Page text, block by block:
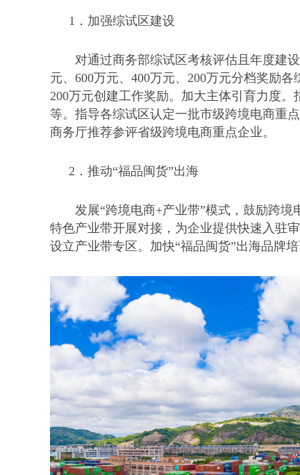
1． 加强综试区建设
对通过商务部综试区考核评估且年度建
元、600万元、400万元、200万元分档奖励
200万元创建工作奖励。加大主体引育力度
等。指导各综试区认定一批市级跨境电商重
商务厅推荐参评省级跨境电商重点企业。
2． 推动“福品闽货”出海
发展“跨境电商+产业带”模式，鼓励跨
特色产业带开展对接，为企业提供快速入驻
设立产业带专区。加快“福品闽货”出海品牌培